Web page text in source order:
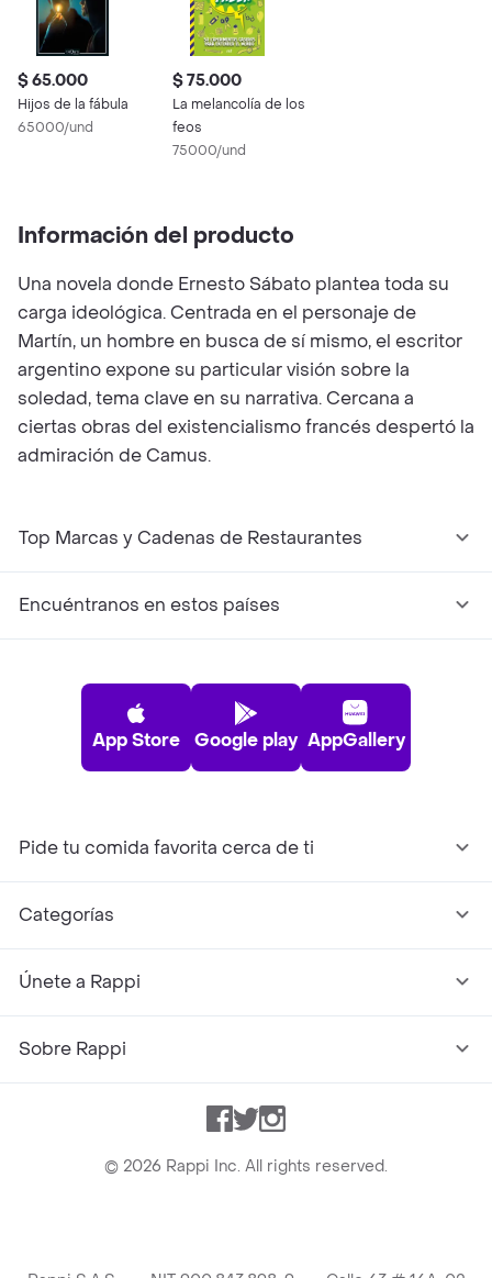
$ 65.000
Hijos de la fábula
65000/und
$ 75.000
La melancolía de los
feos
75000/und
Información del producto
Una novela donde Ernesto Sábato plantea toda su
carga ideológica. Centrada en el personaje de
Martín, un hombre en busca de sí mismo, el escritor
argentino expone su particular visión sobre la
soledad, tema clave en su narrativa. Cercana a
ciertas obras del existencialismo francés despertó la
admiración de Camus.
Top Marcas y Cadenas de Restaurantes
Encuéntranos en estos países
App Store Google play AppGallery
Pide tu comida favorita cerca de ti
Categorías
Únete a Rappi
Sobre Rappi
Facebook
TwitterInstagram
© 2026 Rappi Inc. All rights reserved.